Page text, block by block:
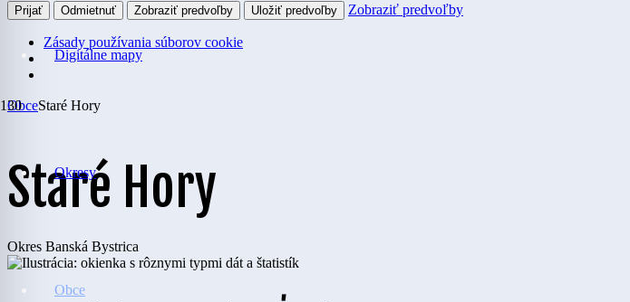
Prijať Odmietnuť Zobraziť predvoľby Uložiť predvoľby Zobraziť predvoľby
Zásady používania súborov cookie
Digitálne mapy
Okresy
Obce
ObceStaré Hory
Staré Hory
Okres Banská Bystrica